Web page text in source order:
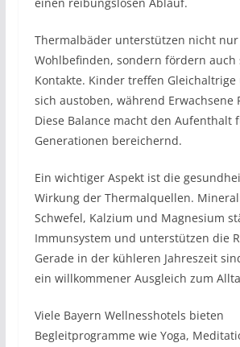
Thermalbäder unterstützen nicht
Wohlbefinden, sondern fördern auch
Kontakte. Kinder treffen Gleichaltrige
sich austoben, während Erwachsene
Diese Balance macht den Aufenthalt
Generationen bereichernd.
Ein wichtiger Aspekt ist die
Wirkung der Thermalquellen.
Schwefel, Kalzium und Magnesium
Immunsystem und unterstützen die
Gerade in der kühleren Jahreszeit
ein willkommener Ausgleich zum
Viele Bayern Wellnesshotels bieten
Begleitprogramme wie Yoga,